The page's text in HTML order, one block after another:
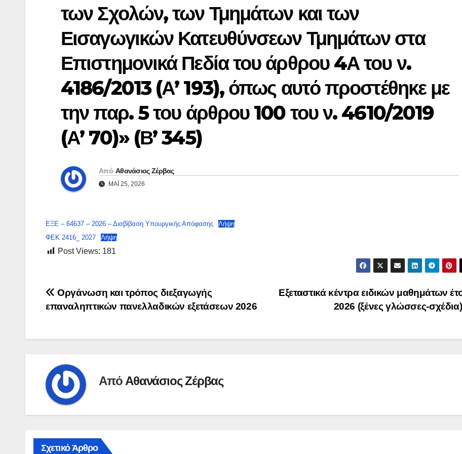
των Σχολών, των Τμημάτων και των
Εισαγωγικών Κατευθύνσεων Τμημάτων στα
Επιστημονικά Πεδία του άρθρου 4Α του ν.
4186/2013 (Α’ 193), όπως αυτό προστέθηκε με
την παρ. 5 του άρθρου 100 του ν. 4610/2019
(Α’ 70)» (Β’ 345)
Από Αθανάσιος Ζέρβας
ΜΆΙ 25, 2026
ΕΞΕ – 64637 – 2026 – Διαβίβαση Υπουργικής Απόφασης
Λήψη
ΦΕΚ 2416_ 2027
Λήψη
Post Views: 181
Πλοήγηση
άρθρων
Εξεταστικά κέντρα ειδικών μαθημάτων
2026 (ξένες γλώσσες-σχέδια)
Οργάνωση και τρόπος διεξαγωγής
επαναληπτικών πανελλαδικών εξετάσεων 2026
ΑπόΑθανάσιος Ζέρβας
Σχετικό Άρθρο